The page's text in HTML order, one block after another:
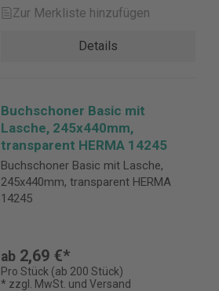
Zur Merkliste hinzufügen
Details
Buchschoner Basic mit
Lasche, 245x440mm,
transparent HERMA 14245
Buchschoner Basic mit Lasche,
245x440mm, transparent HERMA
14245
ab 2,69 €*
Pro Stück (ab 200 Stück)
* zzgl. MwSt. und Versand